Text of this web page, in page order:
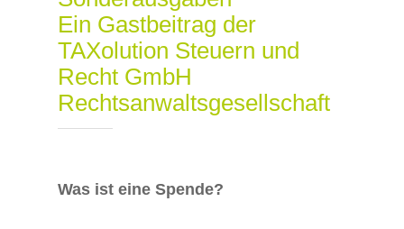
Ein Gastbeitrag der
TAXolution Steuern und
Recht GmbH
Rechtsanwaltsgesellschaft
Was ist eine Spende?